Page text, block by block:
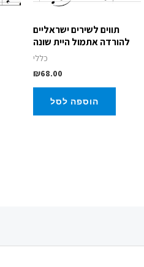
תווים לשירים ישראליים
להורדה אתמול היית שונה
כללי
₪68.00
הוספה לסל